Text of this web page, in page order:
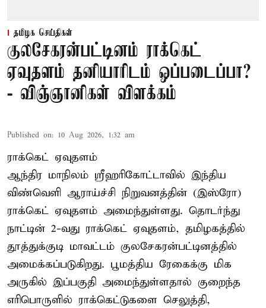
தமிழக செய்திகள்
குலசேகரன்பட்டினம் ராக்கெட்
ஏவுதளம் தனியாரிடம் ஒப்படைப்பா?
- விஞ்ஞானிகள் விளக்கம்
Published on: 10 Aug 2026, 1:32 am
ராக்கெட் ஏவுதளம்
ஆந்திர மாநிலம் ஸ்ரீஹரிகோட்டாவில் இந்திய
விண்வெளி ஆராய்ச்சி நிறுவனத்தின் (இஸ்ரோ)
ராக்கெட் ஏவுதளம் அமைந்துள்ளது. தொடர்ந்து
நாட்டின் 2-வது ராக்கெட் ஏவுதளம், தமிழகத்தில்
தூத்துக்குடி மாவட்டம் குலசேகரன்பட்டினத்தில்
அமைக்கப்படுகிறது. பூமத்திய ரேகைக்கு மிக
அருகில் இப்பகுதி அமைந்துள்ளதால் குறைந்த
எரிபொருளில் ராக்கெட்டுகளை செலுத்தி,